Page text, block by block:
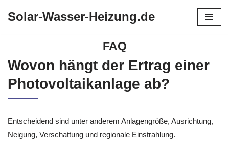
Solar-Wasser-Heizung.de
FAQ
Wovon hängt der Ertrag einer
Photovoltaikanlage ab?
Entscheidend sind unter anderem Anlagengröße, Ausrichtung,
Neigung, Verschattung und regionale Einstrahlung.